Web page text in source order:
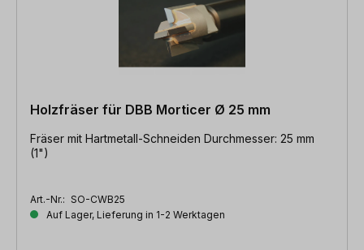
Holzfräser für DBB Morticer Ø 25 mm
Fräser mit Hartmetall-Schneiden Durchmesser: 25 mm
(1")
Art.-Nr.: SO-CWB25
Auf Lager, Lieferung in 1-2 Werktagen